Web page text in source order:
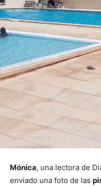
Mónica, una lectora de
enviado una foto de las